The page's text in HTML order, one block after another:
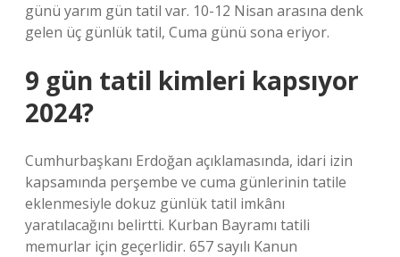
günü yarım gün tatil var. 10-12 Nisan arasına denk
gelen üç günlük tatil, Cuma günü sona eriyor.
9 gün tatil kimleri kapsıyor
2024?
Cumhurbaşkanı Erdoğan açıklamasında, idari izin
kapsamında perşembe ve cuma günlerinin tatile
eklenmesiyle dokuz günlük tatil imkânı
yaratılacağını belirtti. Kurban Bayramı tatili
memurlar için geçerlidir. 657 sayılı Kanun